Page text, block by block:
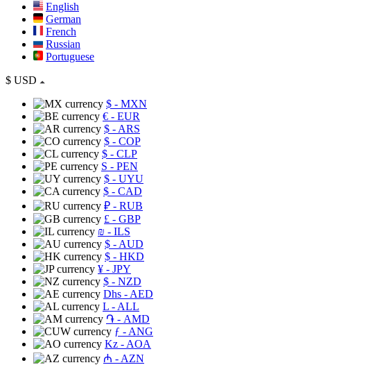
English
German
French
Russian
Portuguese
$ USD
$ - MXN
€ - EUR
$ - ARS
$ - COP
$ - CLP
S - PEN
$ - UYU
$ - CAD
₽ - RUB
£ - GBP
₪ - ILS
$ - AUD
$ - HKD
¥ - JPY
$ - NZD
Dhs - AED
L - ALL
֏ - AMD
ƒ - ANG
Kz - AOA
₼ - AZN